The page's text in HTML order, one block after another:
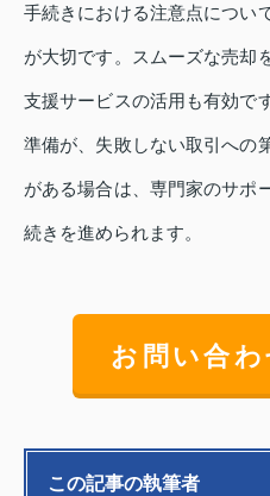
手続きにおける注意点につい
が大切です。スムーズな売却
支援サービスの活用も有効で
準備が、失敗しない取引への
がある場合は、専門家のサポ
続きを進められます。
お問い合
この記事の執筆者